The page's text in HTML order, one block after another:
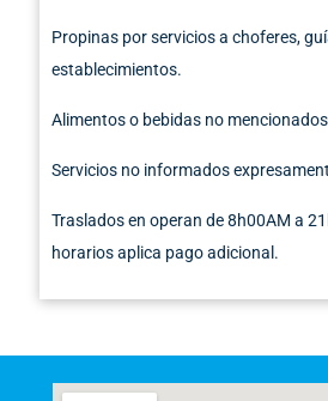
Propinas por servicios a choferes,
establecimientos.
Alimentos o bebidas no
Servicios no informados
Traslados en operan de 8h00AM a
horarios aplica pago adicional.